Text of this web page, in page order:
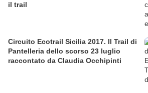
il trail
Circuito Ecotrail Sicilia 2017. Il Trail di
Pantelleria dello scorso 23 luglio
raccontato da Claudia Occhipinti